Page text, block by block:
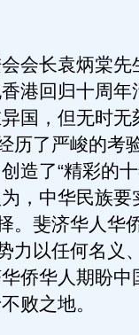
长袁炳棠先
港回归十周年
国，但无时无
历了严峻的考
造了“精彩的
，中华民族要
。斐济华人华
力以任何名义
侨华人期盼中
败之地。